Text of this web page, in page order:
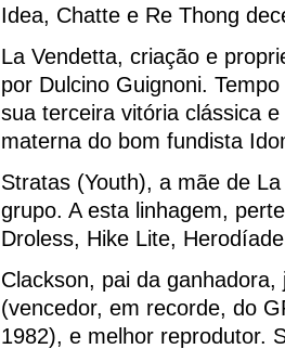
Idea, Chatte e Re Thong
La Vendetta, criação e
por Dulcino Guignoni.
sua terceira vitória clássica
materna do bom fundista
Stratas (Youth), a mãe de
grupo. A esta linhagem,
Droless, Hike Lite,
Clackson, pai da
(vencedor, em recorde, do
1982), e melhor reprodutor.